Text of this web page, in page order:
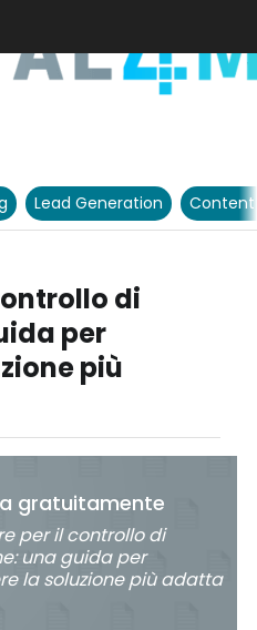
Lead Generation
di
per
più
gratuitamente
per il controllo di
una guida per
la soluzione più adatta